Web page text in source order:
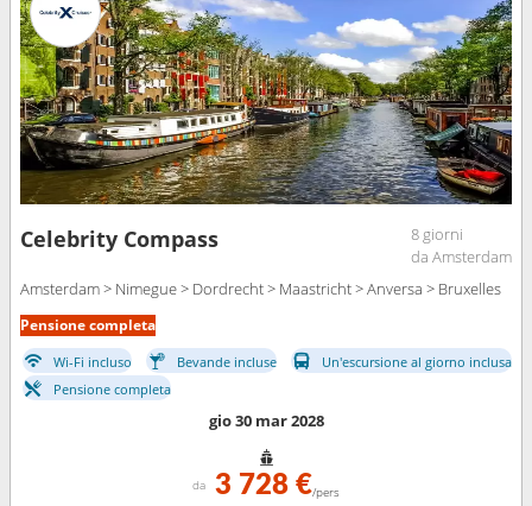
Celebrity Compass
8 giorni
da Amsterdam
Amsterdam > Nimegue > Dordrecht > Maastricht > Anversa > Bruxelles
Pensione completa
Wi-Fi incluso Bevande incluse
Un'escursione al giorno inclusa
Pensione completa
gio 30 mar 2028
da 3 728 €/pers